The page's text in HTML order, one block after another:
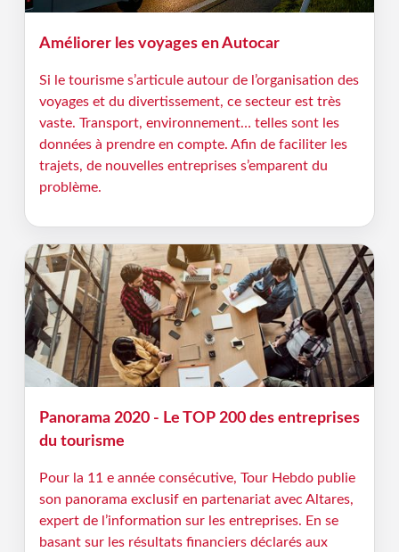
Améliorer les voyages en Autocar
Si le tourisme s’articule autour de l’organisation des
voyages et du divertissement, ce secteur est très
vaste. Transport, environnement… telles sont les
données à prendre en compte. Afin de faciliter les
trajets, de nouvelles entreprises s’emparent du
problème.
Panorama 2020 - Le TOP 200 des entreprises
du tourisme
Pour la 11 e année consécutive, Tour Hebdo publie
son panorama exclusif en partenariat avec Altares,
expert de l’information sur les entreprises. En se
basant sur les résultats financiers déclarés aux